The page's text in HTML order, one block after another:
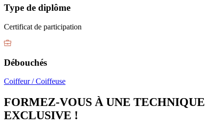
Type de diplôme
Certificat de participation
Débouchés
Coiffeur / Coiffeuse
FORMEZ-VOUS À UNE TECHNIQUE
EXCLUSIVE !